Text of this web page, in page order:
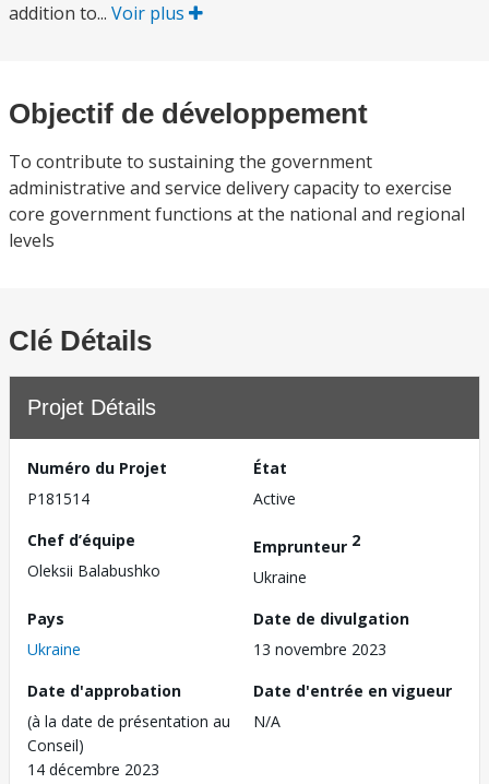
addition to... Voir plus
Objectif de développement
To contribute to sustaining the government
administrative and service delivery capacity to exercise
core government functions at the national and regional
levels
Clé Détails
Projet Détails
Numéro du Projet
P181514
État
Active
Chef d’équipe
Oleksii Balabushko
Emprunteur 2
Ukraine
Pays
Ukraine
Date de divulgation
13 novembre 2023
Date d'approbation
(à la date de présentation au
Conseil)
14 décembre 2023
Date d'entrée en vigueur
N/A